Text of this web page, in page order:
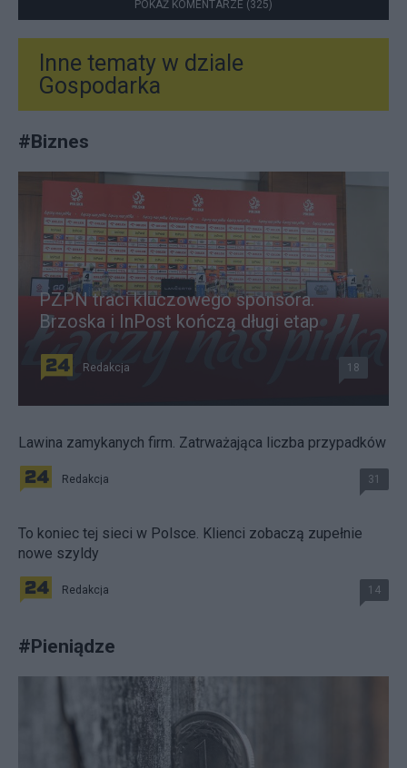
POKAŻ KOMENTARZE (325)
Inne tematy w dziale
Gospodarka
#Biznes
PZPN traci kluczowego sponsora.
Brzoska i InPost kończą długi etap
Redakcja 18
Lawina zamykanych firm. Zatrważająca liczba przypadków
Redakcja 31
To koniec tej sieci w Polsce. Klienci zobaczą zupełnie
nowe szyldy
Redakcja 14
#Pieniądze